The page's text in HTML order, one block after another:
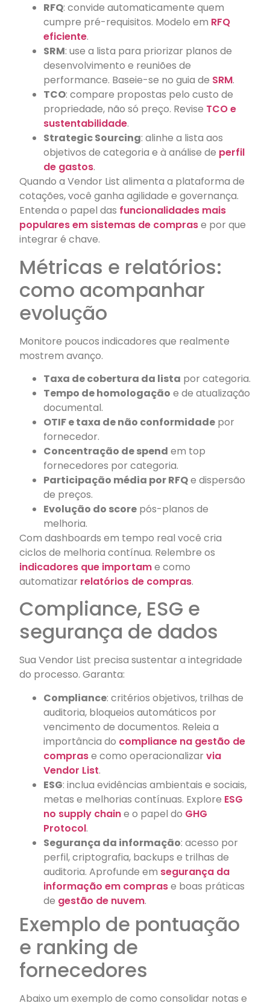
RFQ: convide automaticamente quem
cumpre pré-requisitos. Modelo em RFQ
eficiente.
SRM: use a lista para priorizar planos de
desenvolvimento e reuniões de
performance. Baseie-se no guia de SRM.
TCO: compare propostas pelo custo de
propriedade, não só preço. Revise TCO e
sustentabilidade.
Strategic Sourcing: alinhe a lista aos
objetivos de categoria e à análise de perfil
de gastos.
Quando a Vendor List alimenta a plataforma de
cotações, você ganha agilidade e governança.
Entenda o papel das funcionalidades mais
populares em sistemas de comprase por que
integrar é chave.
Métricas e relatórios:
como acompanhar
evolução
Monitore poucos indicadores que realmente
mostrem avanço.
Taxa de cobertura da lista por categoria.
Tempo de homologação e de atualização
documental.
OTIF e taxa de não conformidade por
fornecedor.
Concentração de spend em top
fornecedores por categoria.
Participação média por RFQe dispersão
de preços.
Evolução do score pós-planos de
melhoria.
Com dashboards em tempo real você cria
ciclos de melhoria contínua. Relembre os
indicadores que importame como
automatizar relatórios de compras.
Compliance, ESG e
segurança de dados
Sua Vendor List precisa sustentar a integridade
do processo. Garanta:
Compliance: critérios objetivos, trilhas de
auditoria, bloqueios automáticos por
vencimento de documentos. Releia a
importância do compliance na gestão de
comprase como operacionalizar via
Vendor List.
ESG: inclua evidências ambientais e sociais,
metas e melhorias contínuas. Explore ESG
no supply chaine o papel do GHG
Protocol.
Segurança da informação: acesso por
perfil, criptografia, backups e trilhas de
auditoria. Aprofunde em segurança da
informação em comprase boas práticas
de gestão de nuvem.
Exemplo de pontuação
e ranking de
fornecedores
Abaixo um exemplo de como consolidar notas e